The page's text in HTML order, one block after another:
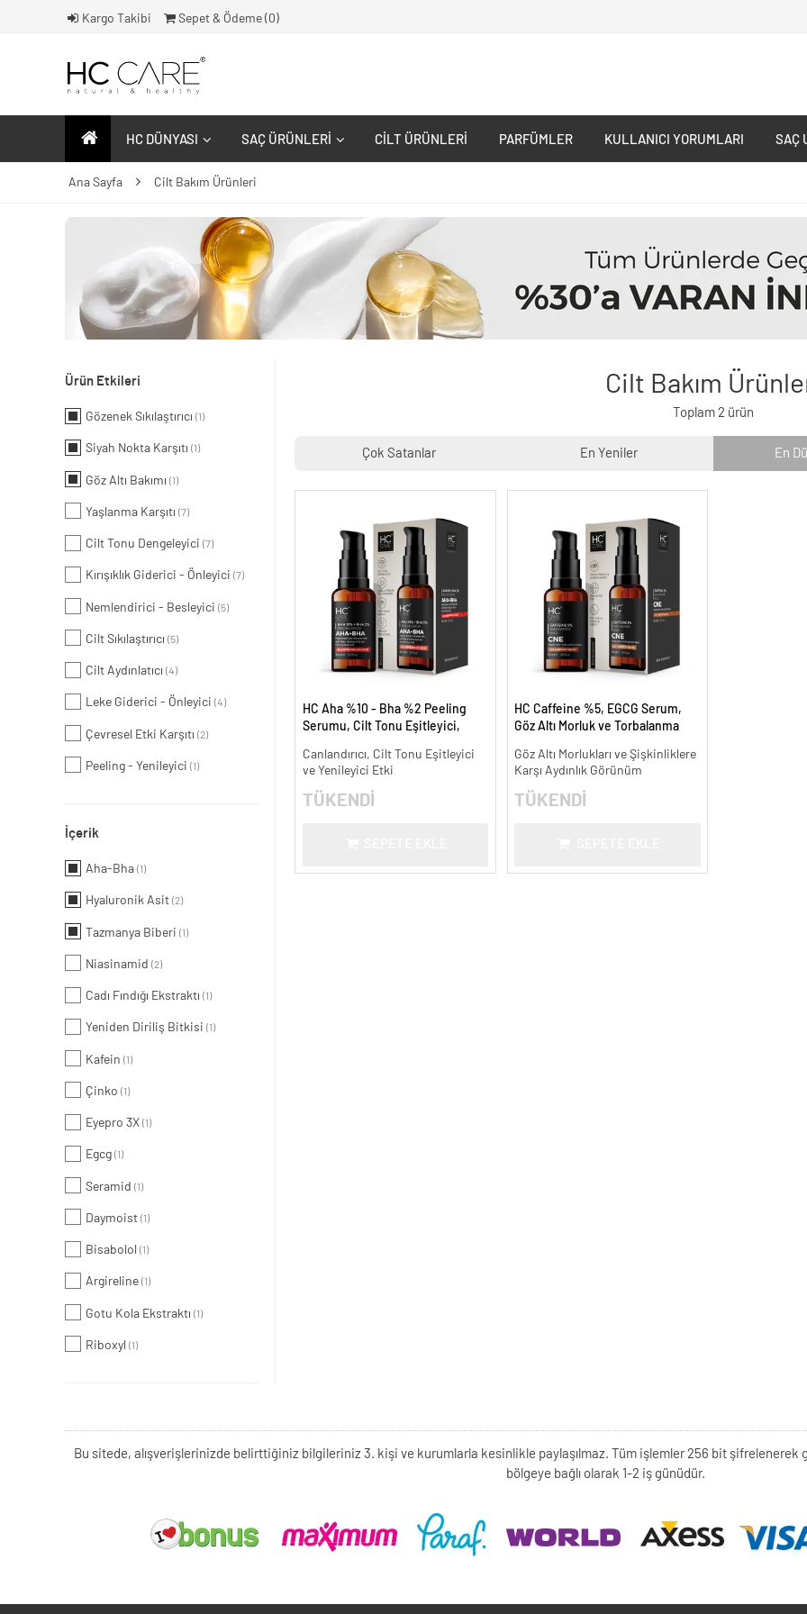
Kargo Takibi Sepet & Ödeme ( 0)
HC DÜNYASI SAÇ ÜRÜNLERI CILT ÜRÜNLERI PARFÜMLER KULLANICI YORUMLARI SAÇ
Ana Sayfa Cilt Bakım Ürünleri
Ürün Etkileri
Gözenek Sıkılaştırıcı (1)
Siyah Nokta Karşıtı (1)
Göz Altı Bakımı (1)
Yaşlanma Karşıtı (7)
Cilt Tonu Dengeleyici (7)
Kırışıklık Giderici - Önleyici (7)
Nemlendirici - Besleyici (5)
Cilt Sıkılaştırıcı (5)
Cilt Aydınlatıcı (4)
Leke Giderici - Önleyici (4)
Çevresel Etki Karşıtı (2)
Peeling - Yenileyici (1)
İçerik
Aha-Bha (1)
Hyaluronik Asit (2)
Tazmanya Biberi (1)
Niasinamid (2)
Cadı Fındığı Ekstraktı (1)
Yeniden Diriliş Bitkisi (1)
Kafein (1)
Çinko (1)
Eyepro 3X (1)
Egcg (1)
Seramid (1)
Daymoist (1)
Bisabolol (1)
Argireline (1)
Gotu Kola Ekstraktı (1)
Riboxyl (1)
Cilt Bakım
Toplam 2 ürün
Çok Satanlar En Yeniler En
HC Aha %10 - Bha %2 Peeling
Serumu, Cilt Tonu Eşitleyici,
Canlandırıcı, Cilt Tonu Eşitleyici
ve Yenileyici Etki
TÜKENDİ
HC Caffeine %5, EGCG Serum,
Göz Altı Morluk ve Torbalanma
Göz Altı Morlukları ve Şişkinliklere
Karşı Aydınlık Görünüm
TÜKENDİ
Bu sitede, alışverişlerinizde belirttiğiniz bilgileriniz 3. kişi ve kurumlarla kesinlikle paylaşılmaz. Tüm işlemler 256 bit
bölgeye bağlı olarak 1-2 iş günüdür.